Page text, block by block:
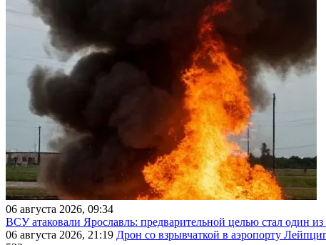
06 августа 2026, 09:34
ВСУ атаковали Ярославль: предварительной целью стал один
06 августа 2026, 21:19 Дрон со взрывчаткой в аэропорту